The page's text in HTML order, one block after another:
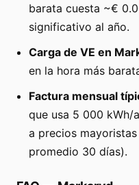
barata cuesta ~€
significativo al año.
Carga de VE en
en la hora más
Factura mensual
que usa 5 000 kWh/
a precios
promedio 30 días).